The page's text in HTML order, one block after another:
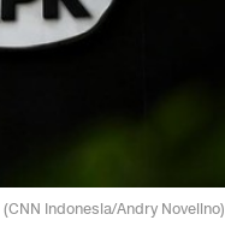
Indonesia/Andry Novelino)